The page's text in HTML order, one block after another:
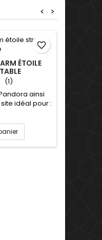
>
<
ÉTOILE
(1)
ainsi
idéal pour :
La partie
coté pour
pression
pour tous les
favorite_border